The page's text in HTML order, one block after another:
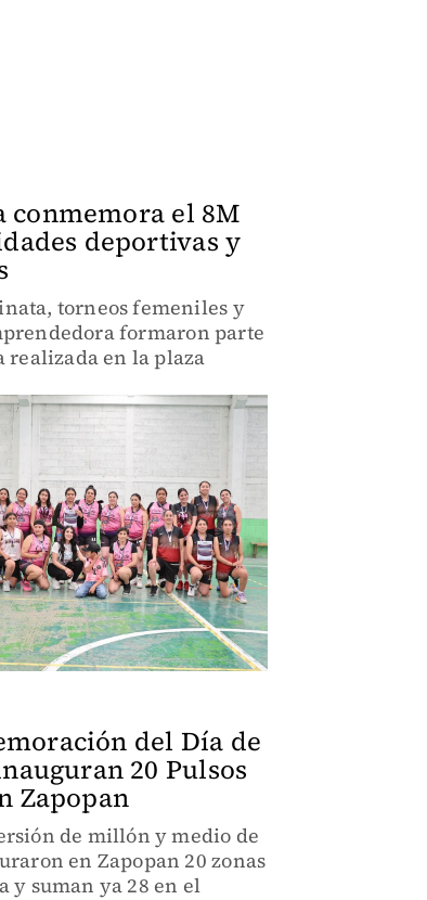
conmemora el 8M
deportivas y
torneos femeniles y
formaron parte
realizada en la plaza
del Día de
20 Pulsos
Zapopan
de millón y medio de
en Zapopan 20 zonas
y suman ya 28 en el